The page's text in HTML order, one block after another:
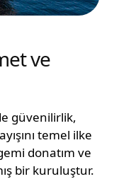
ve
güvenilirlik,
temel ilke
donatım ve
bir kuruluştur.